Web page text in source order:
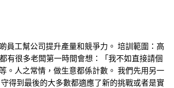
員工幫公司提升產量和競爭力。 培訓範圍：高
有很多老闆第一時間會想：「我不如直接請個
。人之常情，做生意都係計數。 我們先用另一
得到最後的大多數都適應了新的挑戰或者是實